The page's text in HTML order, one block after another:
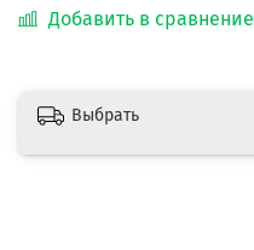
Добавить в сравнение
Выбрать